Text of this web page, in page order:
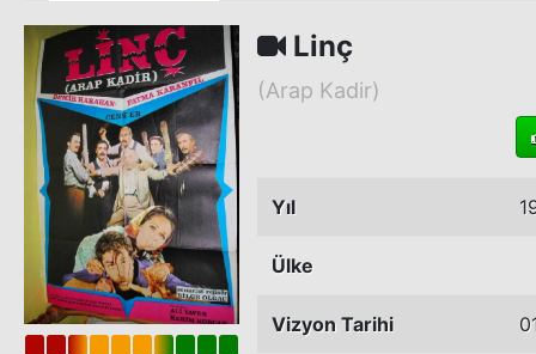
Linç
(Arap Kadir)
Yıl
Ülke
Vizyon Tarihi